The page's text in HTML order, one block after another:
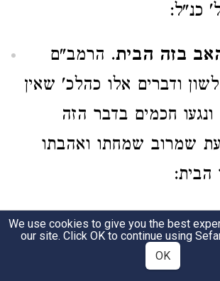
כנ"ל:
בזה הבית. הרמב"ם
ודברים אלו כהלכ' שאין
חכמים בדבר הזה
שמרוב שמחתו ואהבתו
הבית:
61
We use cookies to give you the best
our site. Click OK to continue using
OK